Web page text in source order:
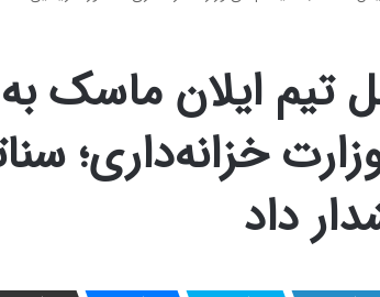
تیم ایلان ماسک به
خزانه‌داری؛
داد